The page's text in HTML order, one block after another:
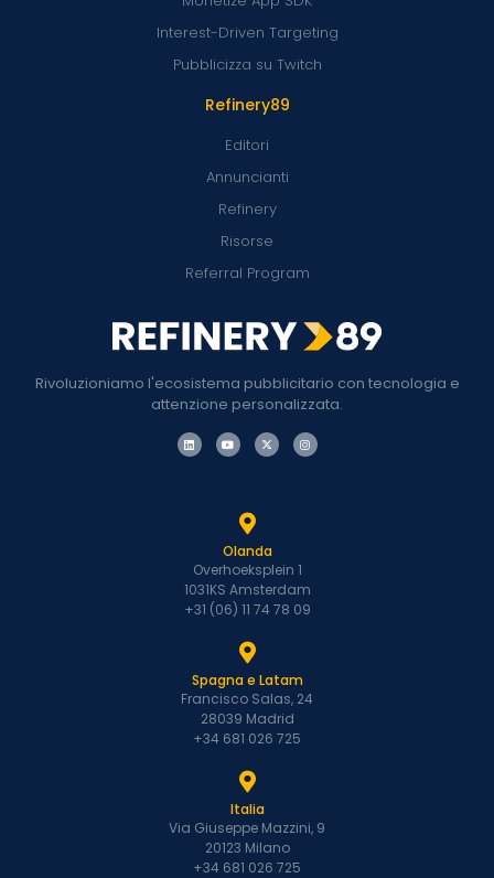
Rivoluzioniamo l'ecosistema pubblicitario con tecnologia e
attenzione personalizzata.
Refinery89
Editori
Annuncianti
Refinery
Risorse
Referral Program
Interest-Driven Targeting
Pubblicizza su Twitch
Olanda
Overhoeksplein 1
1031KS Amsterdam
+31 (06) 11 74 78 09
Spagna e Latam
Francisco Salas, 24
28039 Madrid
+34 681 026 725
Italia
Via Giuseppe Mazzini, 9
20123 Milano
+34 681 026 725